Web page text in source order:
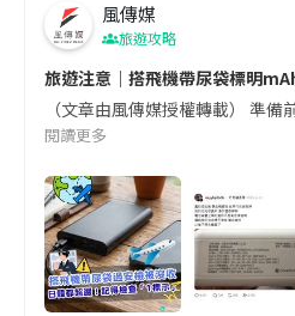
風傳媒
旅遊攻略
旅遊注意｜搭飛機帶尿袋標明
（文章由風傳媒授權轉載） 準
閱讀更多